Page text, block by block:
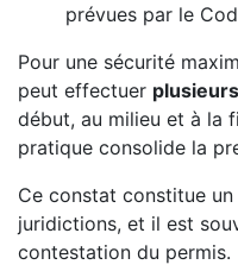
prévues par le
Pour une sécurité
peut effectuer
début, au milieu et à la
pratique consolide la
Ce constat constitue
juridictions, et il est
contestation du permis.